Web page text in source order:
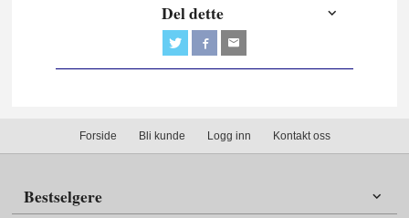
Del dette
Forside Bli kunde Logg inn Kontakt oss
Bestselgere